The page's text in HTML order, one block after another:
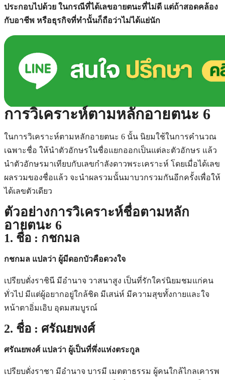
ประกอบไปด้วย ในกรณีที่ได้เลขอายตนะที่ไม่ดี แต่ถ้าสอดคล้อง
กับอาชีพ หรือธุรกิจที่ทำนั้นก็ถือว่าไม่ได้แย่นัก
การวิเคราะห์ตามหลักอายตนะ 6
ในการวิเคราะห์ตามหลักอายตนะ 6 นั้น นิยมใช้ในการคำนวณ
เฉพาะชื่อ ให้นำตัวอักษรในชื่อแยกออกเป็นแต่ละตัวอักษร แล้ว
นำตัวอักษรมาเทียบกับเลขกำลังดาวพระเคราะห์ โดยเมื่อได้เลข
ผลรวมของชื่อแล้ว จะนำผลรวมนั้นมาบวกรวมกันอีกครั้งเพื่อให้
ได้เลขตัวเดียว
ตัวอย่างการวิเคราะห์ชื่อตามหลัก
อายตนะ 6
1. ชื่อ : กชกมล
กชกมล แปลว่า ผู้มีดอกบัวคือดวงใจ
เปรียบดั่งราชินี มีอำนาจ วาสนาสูง เป็นที่รักใคร่นิยมชมแก่คน
ทั่วไป มีแต่ผู้อยากอยู่ใกล้ชิด มีเสน่ห์ มีความสุขทั้งกายและใจ
หน้าตาอิ่มเอิบ อุดมสมบูรณ์
2. ชื่อ : ศรัณยพงศ์
ศรัณยพงศ์ แปลว่า ผู้เป็นที่พึ่งแห่งตระกูล
เปรียบดั่งราชา มีอำนาจ บารมี เมตตาธรรม ผู้คนใกล้ไกลเคารพ